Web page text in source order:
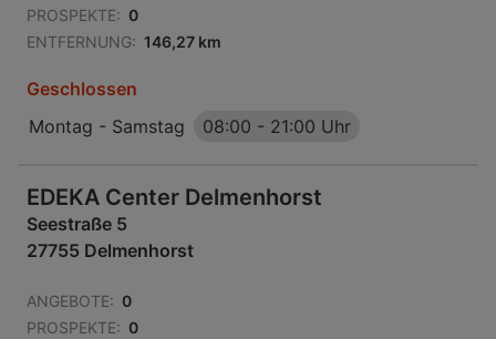
PROSPEKTE: 0
ENTFERNUNG: 146,27 km
Geschlossen
Montag - Samstag
08:00 - 21:00 Uhr
EDEKA Center Delmenhorst
Seestraße 5
27755 Delmenhorst
ANGEBOTE: 0
PROSPEKTE: 0